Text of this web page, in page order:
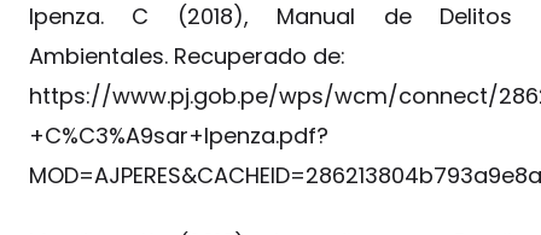
Ipenza. C (2018), Manual de Delitos
Ambientales. Recuperado de:
https://www.pj.gob.pe/wps/wcm/connect/
+C%C3%A9sar+Ipenza.pdf?